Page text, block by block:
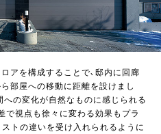
アを構成することで、邸内に回廊
部屋への移動に距離を設けまし
への変化が自然なものに感じられる
で視点も徐々に変わる効果もプラ
ストの違いを受け入れられるように